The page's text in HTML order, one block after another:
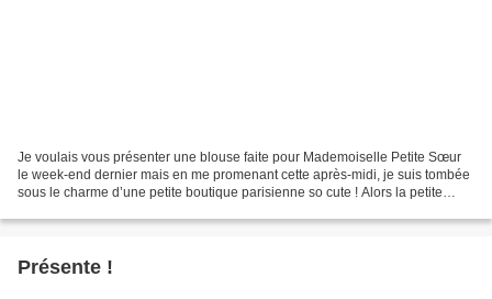
Je voulais vous présenter une blouse faite pour Mademoiselle Petite Sœur
le week-end dernier mais en me promenant cette après-midi, je suis tombée
sous le charme d’une petite boutique parisienne so cute ! Alors la petite
Présente !